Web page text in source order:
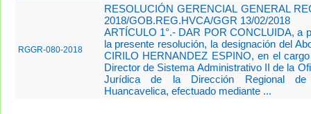
RGGR-080-2018
RESOLUCIÓN GERENCIAL GENERAL
2018/GOB.REG.HVCA/GGR 13/02/2018
ARTÍCULO 1°.- DAR POR CONCLUIDA, a
la presente resolución, la designación del
CIRILO HERNANDEZ ESPINO, en el
Director de Sistema Administrativo II de la
Jurídica de la Dirección Regional de
Huancavelica, efectuado mediante ...